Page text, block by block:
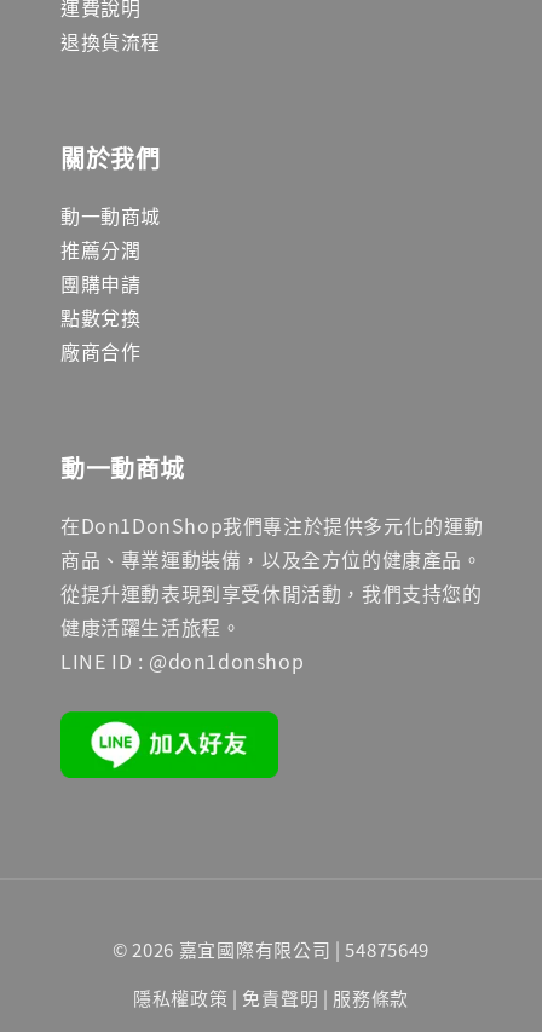
運費說明
退換貨流程
關於我們
動一動商城
推薦分潤
團購申請
點數兌換
廠商合作
動一動商城
在Don1DonShop我們專注於提供多元化的運動
商品、專業運動裝備，以及全方位的健康產品。
從提升運動表現到享受休閒活動，我們支持您的
健康活躍生活旅程。
LINE ID : @don1donshop
© 2026 嘉宜國際有限公司 | 54875649
隱私權政策 | 免責聲明 | 服務條款